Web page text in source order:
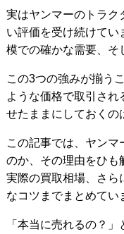
実はヤンマーのトラク
い評価を受け続けてい
模での確かな需要、そ
この3つの強みが揃う
ような価格で取引され
せたままにしておくの
この記事では、ヤン
のか、その理由をひも
実際の買取相場、さら
なコツまでまとめてい
「本当に売れるの？